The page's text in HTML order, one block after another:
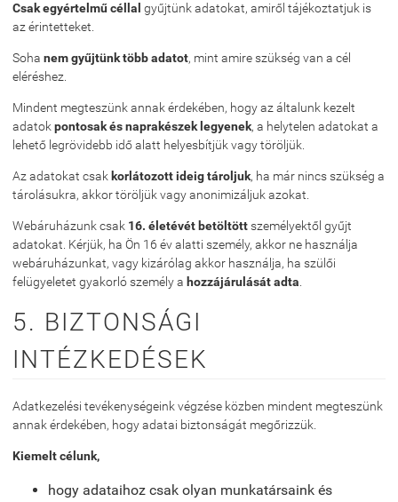
Csak egyértelmű céllal gyűjtünk adatokat, amiről tájékoztatjuk is
az érintetteket.
Soha nem gyűjtünk több adatot, mint amire szükség van a cél
eléréshez.
Mindent megteszünk annak érdekében, hogy az általunk kezelt
adatokpontosak és naprakészek legyenek, a helytelen adatokat a
lehető legrövidebb idő alatt helyesbítjük vagy töröljük.
Az adatokat csak korlátozott ideig tároljuk, ha már nincs szükség a
tárolásukra, akkor töröljük vagy anonimizáljuk azokat.
Webáruházunk csak 16. életévét betöltöttszemélyektől gyűjt
adatokat. Kérjük, ha Ön 16 év alatti személy, akkor ne használja
webáruházunkat, vagy kizárólag akkor használja, ha szülői
felügyeletet gyakorló személy a hozzájárulását adta
5. BIZTONSÁGI
INTÉZKEDÉSEK
Adatkezelési tevékenységeink végzése közben mindent megteszünk
annak érdekében, hogy adatai biztonságát megőrizzük.
Kiemelt célunk,
hogy adataihoz csak olyan munkatársaink és